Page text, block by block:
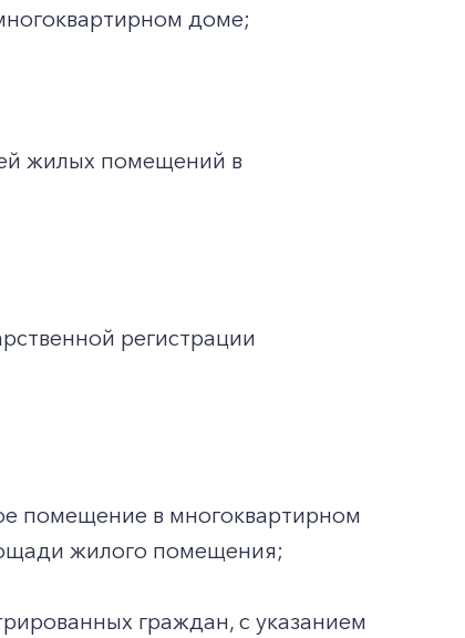
доме;
жилых помещений в
регистрации
помещение в многоквартирном
жилого помещения;
граждан, с указанием